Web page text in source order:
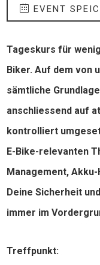
EVENT
Tageskurs für
Biker. Auf dem von
sämtliche
anschliessend auf
kontrolliert
E-Bike-relevanten
Management,
Deine Sicherheit
immer im
Treffpunkt: